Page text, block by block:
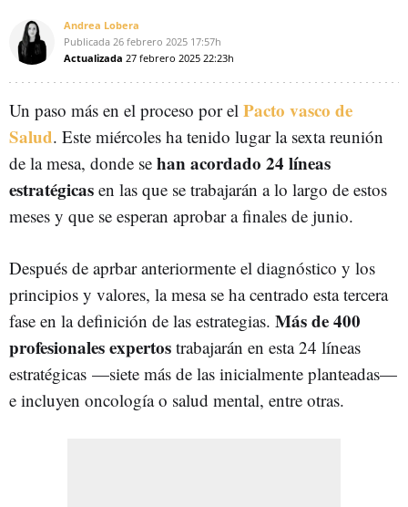
Andrea Lobera
Publicada 26 febrero 2025 17:57h
Actualizada 27 febrero 2025 22:23h
Un paso más en el proceso por el Pacto vasco de
Salud. Este miércoles ha tenido lugar la sexta reunión
de la mesa, donde se han acordado 24 líneas
estratégicas en las que se trabajarán a lo largo de estos
meses y que se esperan aprobar a finales de junio.
Después de aprbar anteriormente el diagnóstico y los
principios y valores, la mesa se ha centrado esta tercera
fase en la definición de las estrategias. Más de 400
profesionales expertos trabajarán en esta 24 líneas
estratégicas —siete más de las inicialmente planteadas—
e incluyen oncología o salud mental, entre otras.